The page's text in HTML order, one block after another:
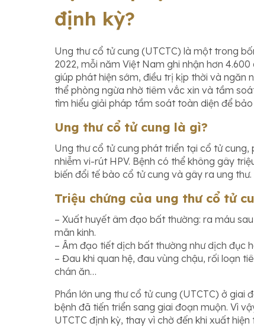
định kỳ?
Ung thư cổ tử cung (UTCTC) là một trong
2022, mỗi năm Việt Nam ghi nhận hơn
giúp phát hiện sớm, điều trị kịp thời và ngăn
thể phòng ngừa nhờ tiêm vắc xin và tầm
tìm hiểu giải pháp tầm soát toàn diện để bảo
Ung thư cổ tử cung là gì?
Ung thư cổ tử cung phát triển tại cổ tử
nhiễm vi-rút HPV. Bệnh có thể không gây
biến đổi tế bào cổ tử cung và gây ra ung thư.
Triệu chứng của ung thư cổ tử
– Xuất huyết âm đạo bất thường: ra máu
mãn kinh.
– Âm đạo tiết dịch bất thường như dịch đục
– Đau khi quan hệ, đau vùng chậu, rối loạn
chán ăn…
Phần lớn ung thư cổ tử cung (UTCTC) ở giai
bệnh đã tiến triển sang giai đoạn muộn. Vì
UTCTC định kỳ, thay vì chờ đến khi xuất